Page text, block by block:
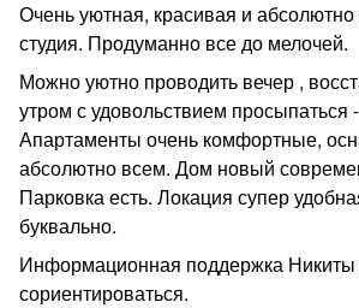
Очень уютная, красивая и
студия. Продуманно все до мелочей.
Можно уютно проводить вечер ,
утром с удовольствием просыпаться
Апартаменты очень комфортные,
абсолютно всем. Дом новый
Парковка есть. Локация супер
буквально.
Информационная поддержка Никиты
сориентироваться.